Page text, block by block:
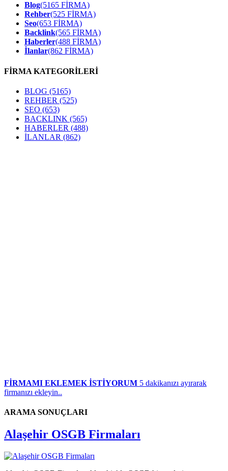
Blog(5165 FİRMA)
Rehber(525 FİRMA)
Seo(653 FİRMA)
Backlink(565 FİRMA)
Haberler(488 FİRMA)
İlanlar(862 FİRMA)
FİRMA KATEGORİLERİ
BLOG (5165)
REHBER (525)
SEO (653)
BACKLINK (565)
HABERLER (488)
İLANLAR (862)
FİRMAMI EKLEMEK İSTİYORUM 5 dakikanızı ayırarak
firmanızı ekleyin..
ARAMA SONUÇLARI
Alaşehir OSGB Firmaları